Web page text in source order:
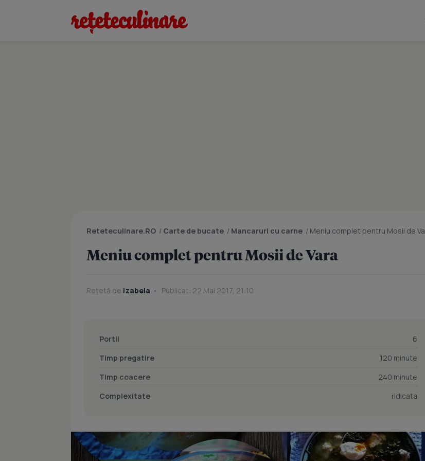
Reteteculinare.RO / Carte de bucate / Mancaruri cu carne / Meniu complet pentru Mosii de Vara
Meniu complet pentru Mosii de Vara
Rețetă de Izabela Publicat: 22 Mai 2017, 21:10
Portii
6
Timp pregatire
120 minute
Timp coacere
240 minute
Complexitate
ridicata